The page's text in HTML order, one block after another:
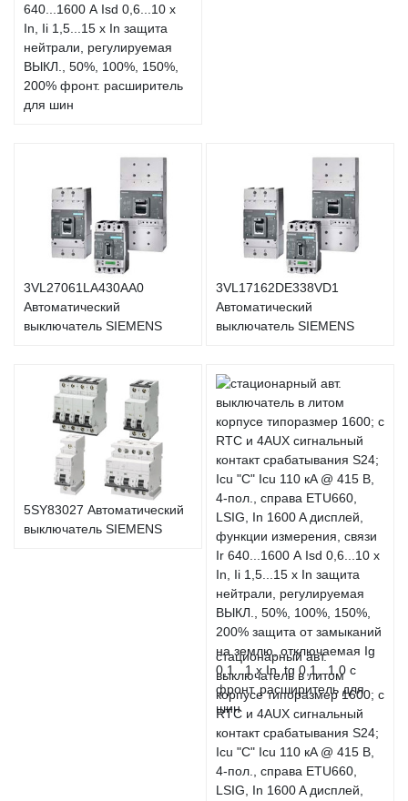
640...1600 А Isd 0,6...10 x
In, Ii 1,5...15 x In защита
нейтрали, регулируемая
ВЫКЛ., 50%, 100%, 150%,
200% фронт. расширитель
для шин
3VL27061LA430AA0
Автоматический
выключатель SIEMENS
3VL17162DE338VD1
Автоматический
выключатель SIEMENS
5SY83027 Автоматический
выключатель SIEMENS
стационарный авт.
выключатель в литом
корпусе типоразмер 1600; с
RTC и 4AUX сигнальный
контакт срабатывания S24;
Icu "C" Icu 110 кA @ 415 В,
4-пол., справа ETU660,
LSIG, In 1600 A дисплей,